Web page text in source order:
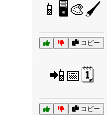
📱🖥️🎨🖌️
コピー
📲📅🗓️
コピー